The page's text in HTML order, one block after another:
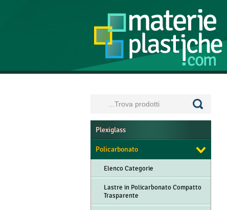
Plexiglass
Policarbonato
Elenco Categorie
Lastre in Policarbonato Compatto
Trasparente